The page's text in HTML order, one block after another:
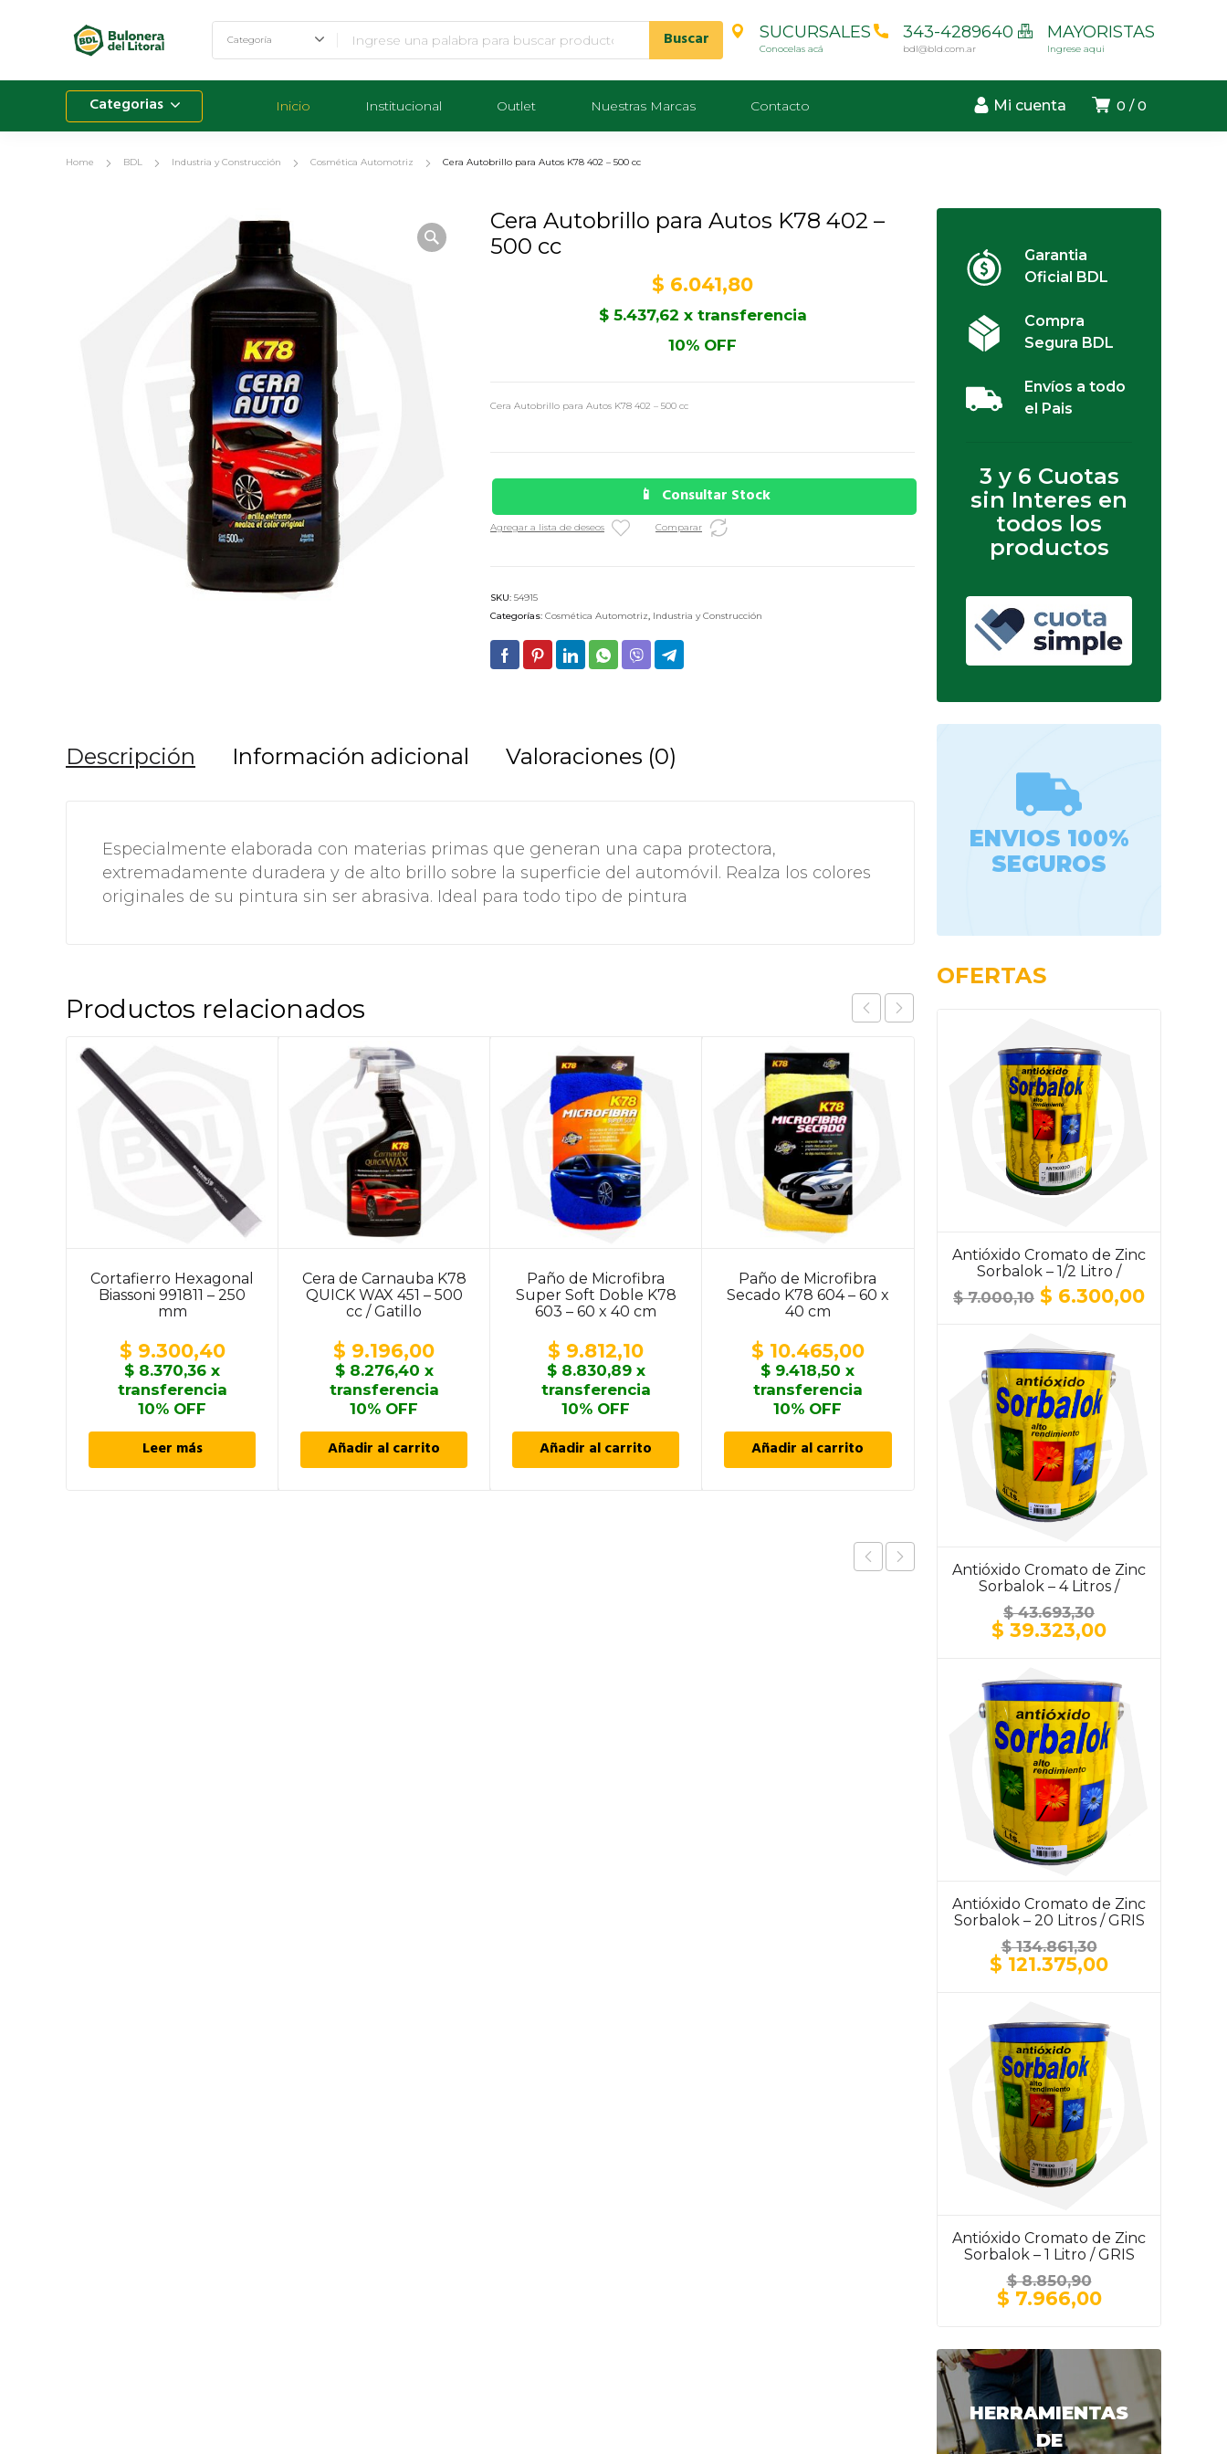
SUCURSALES
Conocelas acá
343-4289640
bdl@bld.com.ar
MAYORISTAS
Ingrese aqui
0 0
Mi cuenta
Categorias Inicio Institucional Outlet Nuestras Marcas Contacto
Home BDL Industria y Construcción Cosmética Automotriz Cera Autobrillo para Autos K78 402 – 500 cc
Cera Autobrillo para Autos K78 402 –
500 cc
$ 6.041,80
$5.437,62 x transferencia
10% OFF
Cera Autobrillo para Autos K78 402 – 500 cc
Consultar Stock
Agregar a lista de deseos Comparar
SKU: 54915
Categorías: Cosmética Automotriz, Industria y Construcción
Descripción Información adicional Valoraciones (0)
Especialmente elaborada con materias primas que generan una capa protectora,
extremadamente duradera y de alto brillo sobre la superficie del automóvil. Realza los colores
originales de su pintura sin ser abrasiva. Ideal para todo tipo de pintura
Productos relacionados
Cortafierro Hexagonal
Biassoni 991811 – 250
mm
$ 9.300,40
$ 8.370,36 x
transferencia
10% OFF
Leer más
Cera de Carnauba K78
QUICK WAX 451 – 500
cc / Gatillo
$ 9.196,00
$8.276,40 x
transferencia
10% OFF
Añadir al carrito
Paño de Microfibra
Super Soft Doble K78
603 – 60 x 40 cm
$ 9.812,10
$8.830,89x
transferencia
10% OFF
Añadir al carrito
Paño de Microfibra
Secado K78 604 – 60 x
40 cm
$ 10.465,00
$ 9.418,50 x
transferencia
10% OFF
Añadir al carrito
Punta Hexagonal
Tramontina – 8″ / 200
MM
2.761,60
2.485,44x
transferencia
10% OFF
Añadir al carrito
Garantia
Oficial BDL
Compra
Segura BDL
Envíos a todo
el Pais
3 y 6 Cuotas
sin Interes en
todos los
productos
ENVIOS 100%
SEGUROS
OFERTAS
Antióxido Cromato de Zinc
Sorbalok – 1/2 Litro /
ALUMINIO
$7.000,10 El
precio
era:
$ 7.000,10.
$ 6.300,00El
Antióxido Cromato de Zinc
Sorbalok – 4 Litros /
ALUMINIO
$43.693,30
El
precio
era:
$ 43.693,30.
$ 39.323,00El
es:
$ 39.323,00.
Antióxido Cromato de Zinc
Sorbalok – 20 Litros / GRIS
$134.861,30
El
precio
era:
$ 134.861,30.
$ 121.375,00El
es:
$
Antióxido Cromato de Zinc
Sorbalok – 1 Litro / GRIS
$8.850,90
El
precio
era:
$ 8.850,90.
$ 7.966,00El
es:
$ 7.966,00.
HERRAMIENTAS
DE